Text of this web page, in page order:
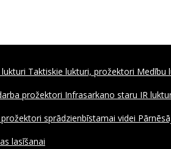
Taktiskie lukturi, prožektori Medību
prožektori Infrasarkano staru IR
sprādzienbīstamai videi
lasīšanai